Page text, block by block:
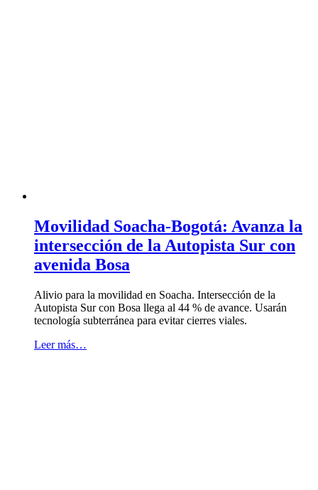
Movilidad Soacha-Bogotá: Avanza la
intersección de la Autopista Sur con
avenida Bosa
Alivio para la movilidad en Soacha. Intersección de la
Autopista Sur con Bosa llega al 44 % de avance. Usarán
tecnología subterránea para evitar cierres viales.
Leer más…